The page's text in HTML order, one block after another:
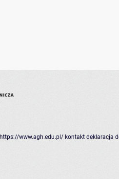
https://www.agh.edu.pl/ kontakt deklaracja